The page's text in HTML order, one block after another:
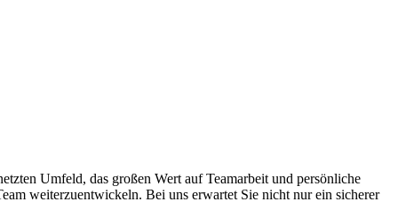
Umfeld, das großen Wert auf Teamarbeit und persönliche
weiterzuentwickeln. Bei uns erwartet Sie nicht nur ein sicherer